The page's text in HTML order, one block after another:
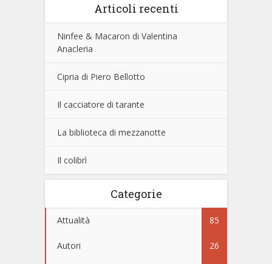
Articoli recenti
Ninfee & Macaron di Valentina
Anacleria
Cipria di Piero Bellotto
Il cacciatore di tarante
La biblioteca di mezzanotte
Il colibrì
Categorie
Attualità 85
Autori 26